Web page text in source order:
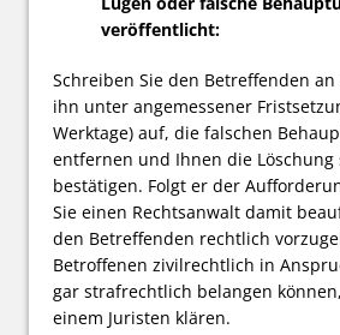
veröffentlicht:
Schreiben Sie den Betreffenden
ihn unter angemessener
Werktage) auf, die falschen
entfernen und Ihnen die
bestätigen. Folgt er der
Sie einen Rechtsanwalt damit
den Betreffenden rechtlich
Betroffenen zivilrechtlich in
gar strafrechtlich belangen
einem Juristen klären.